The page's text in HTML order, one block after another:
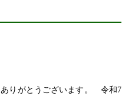
りがとうございます。 令和 7